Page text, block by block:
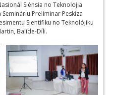
Siênsia no Teknolojia
Preliminar Peskiza
Sientífiku no Teknolójiku
Balide-Díli.